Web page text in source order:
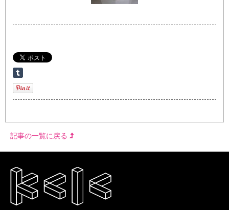
記事の一覧に戻る